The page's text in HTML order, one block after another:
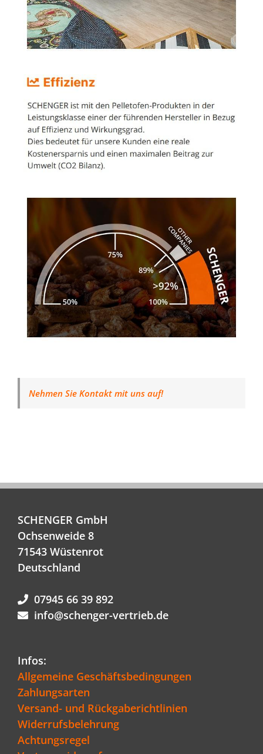
Nehmen Sie Kontakt mit uns auf!
SCHENGER GmbH
Ochsenweide 8
71543 Wüstenrot
Deutschland
07945 66 39 892
info@schenger-vertrieb.de
Infos:
Allgemeine Geschäftsbedingungen
Zahlungsarten
Versand- und Rückgaberichtlinien
Widerrufsbelehrung
Achtungsregel